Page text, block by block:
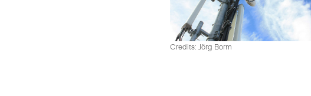
Credits: Jörg Borm